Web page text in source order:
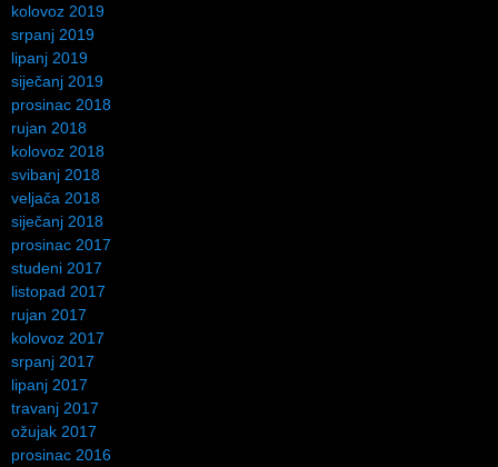
kolovoz 2019
srpanj 2019
lipanj 2019
siječanj 2019
prosinac 2018
rujan 2018
kolovoz 2018
svibanj 2018
veljača 2018
siječanj 2018
prosinac 2017
studeni 2017
listopad 2017
rujan 2017
kolovoz 2017
srpanj 2017
lipanj 2017
travanj 2017
ožujak 2017
prosinac 2016